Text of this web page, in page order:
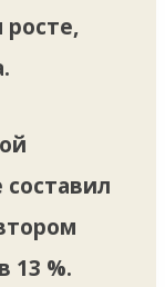
13 %.